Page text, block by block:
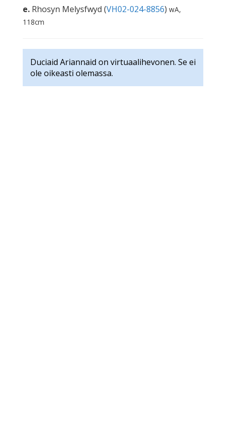
e. Rhosyn Melysfwyd (VH02-024-8856) wA,
118cm
Duciaid Ariannaid on virtuaalihevonen. Se ei
ole oikeasti olemassa.